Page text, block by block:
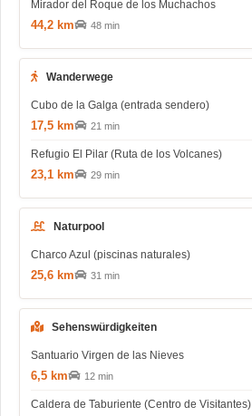
Mirador del Roque de los Muchachos
44,2 km 48 min
Wanderwege
Cubo de la Galga (entrada sendero)
17,5 km 21 min
Refugio El Pilar (Ruta de los Volcanes)
23,1 km 29 min
Naturpool
Charco Azul (piscinas naturales)
25,6 km 31 min
Sehenswürdigkeiten
Santuario Virgen de las Nieves
6,5 km 12 min
Caldera de Taburiente (Centro de Visitantes)